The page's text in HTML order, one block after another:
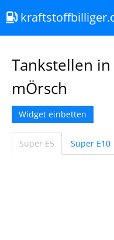
Tankstellen
mÖrsch
Widget einbetten
Super E5 Super E10